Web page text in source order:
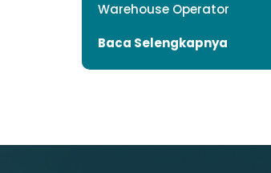
Warehouse Operator
Baca Selengkapnya